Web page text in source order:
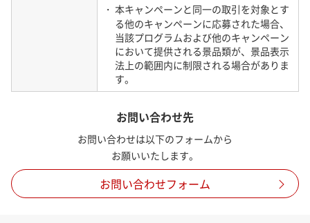
02-C SMS/海外ローミング（データ通信）
・ SMSをご利用になる場合には、当社が提供する
Rakuten Link Officeをご利用ください。ご契約内容に
よっては、Rakuten Link Officeがご利用いただけない
場合がございます。
モバイル通信サービス契約約款に定める利用停止事由
に該当し、本サービスを停止することがあります。
■ 海外ローミング（データ通信）
海外の対象国と地域
に関してはパー
・ 本キャンペーンと同一の取引を対象とす
る他のキャンペーンに応募された場合、
当該プログラムおよび他のキャンペーン
において提供される景品類が、景品表示
法上の範囲内に制限される場合がありま
す。
お問い合わせ先
お問い合わせは以下のフォームから
お願いいたします。
お問い合わせフォーム